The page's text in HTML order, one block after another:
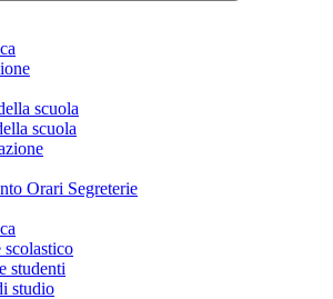
scuola
scuola
Orari Segreterie
scolastico
studenti
studio